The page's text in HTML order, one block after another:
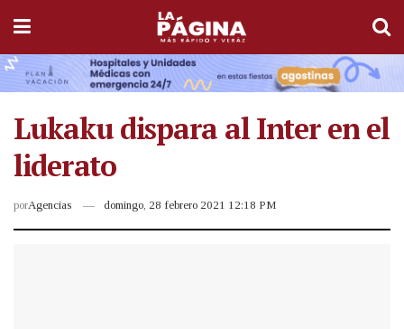
Lukaku dispara al Inter en el
liderato
porAgencias domingo, 28 febrero 2021 12:18 PM